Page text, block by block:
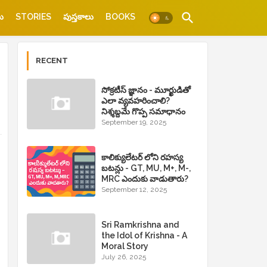
STORIES పుస్తకాలు BOOKS
RECENT
సోక్రటీస్ జ్ఞానం - మూర్ఖుడితో
ఎలా వ్యవహరించాలి?
నిశ్శబ్దమే గొప్ప సమాధానం
September 19, 2025
కాలిక్యులేటర్ లోని రహస్య
బటన్లు - GT, MU, M+, M-,
MRC ఎందుకు వాడుతారు?
September 12, 2025
Sri Ramkrishna and
the Idol of Krishna - A
Moral Story
July 26, 2025